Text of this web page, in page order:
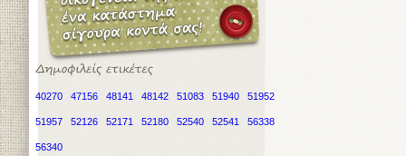
40270 47156 48141 48142 51083 51940 51952
51957 52126 52171 52180 52540 52541 56338
56340